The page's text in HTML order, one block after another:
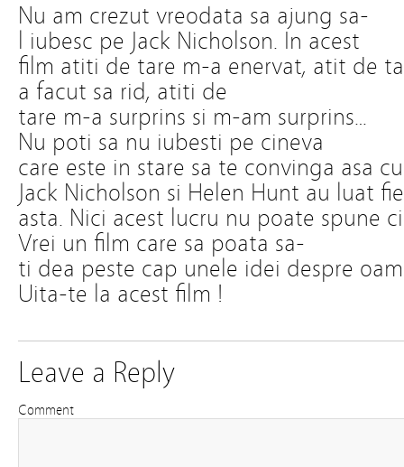
Nu am crezut vreodata sa ajung sa-
l iubesc pe Jack Nicholson. In acest
film atiti de tare m-a enervat, atit de
a facut sa rid, atiti de
tare m-a surprins si m-am surprins…
Nu poti sa nu iubesti pe cineva
care este in stare sa te convinga asa
Jack Nicholson si Helen Hunt au luat
asta. Nici acest lucru nu poate spune
Vrei un film care sa poata sa-
ti dea peste cap unele idei despre
Uita-te la acest film !
Leave a Reply
Comment